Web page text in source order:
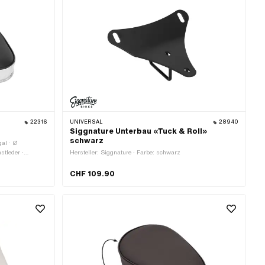
22316
· Ø
·
·
UNIVERSAL 28940
Siggnature Unterbau «Tuck & Roll»
schwarz
Hersteller: Siggnature · Farbe: schwarz
CHF 109.90